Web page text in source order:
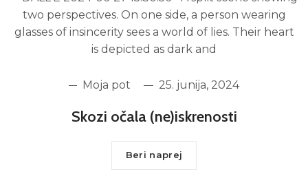
Moja pot 25. junija, 2024
Skozi očala (ne)iskrenosti
Beri naprej